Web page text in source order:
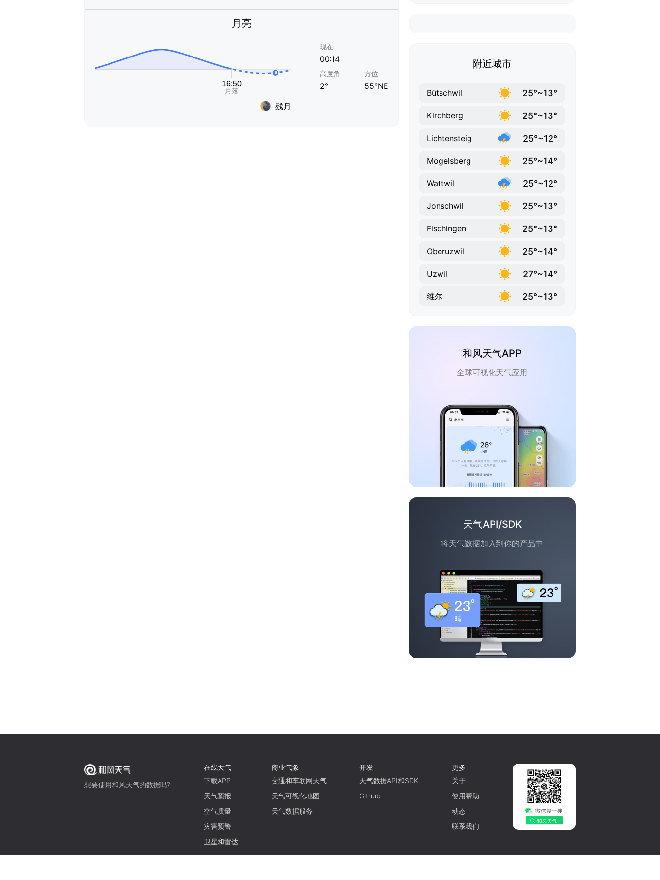
月亮
残月
现在
00:14
高度角
2°
方位
55°NE
附近城市
Bütschwil 25°~13°
Kirchberg 25°~13°
Lichtensteig 25°~12°
Mogelsberg 25°~14°
Wattwil 25°~12°
Jonschwil 25°~13°
Fischingen 25°~13°
Oberuzwil 25°~14°
Uzwil 27°~14°
维尔 25°~13°
和风天气APP
全球可视化天气应用
天气API/SDK
将天气数据加入到你的产品中
想要使用和风天气的数据吗?
在线天气
下载APP
天气预报
空气质量
灾害预警
卫星和雷达
商业气象
交通和车联网天气
天气可视化地图
天气数据服务
开发
天气数据API和SDK
Github
更多
关于
使用帮助
动态
联系我们